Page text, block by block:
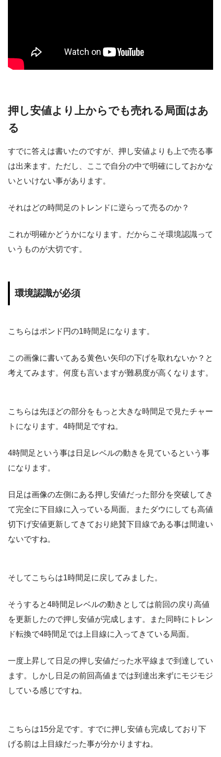
押し安値より上からでも売れる局面はあ
る
すでに答えは書いたのですが、押し安値よりも上で売る事
は出来ます。ただし、ここで自分の中で明確にしておかな
いといけない事があります。
それはどの時間足のトレンドに逆らって売るのか？
これが明確かどうかになります。だからこそ環境認識って
いうものが大切です。
環境認識が必須
こちらはポンド円の1時間足になります。
この画像に書いてある黄色い矢印の下げを取れないか？と
考えてみます。何度も言いますが難易度が高くなります。
こちらは先ほどの部分をもっと大きな時間足で見たチャー
トになります。4時間足ですね。
4時間足という事は日足レベルの動きを見ているという事
になります。
日足は画像の左側にある押し安値だった部分を突破してき
て完全に下目線に入っている局面。またダウにしても高値
切下げ安値更新してきており絶賛下目線である事は間違い
ないですね。
そしてこちらは1時間足に戻してみました。
そうすると4時間足レベルの動きとしては前回の戻り高値
を更新したので押し安値が完成します。また同時にトレン
ド転換で4時間足では上目線に入ってきている局面。
一度上昇して日足の押し安値だった水平線まで到達してい
ます。しかし日足の前回高値までは到達出来ずにモジモジ
している感じですね。
こちらは15分足です。すでに押し安値も完成しており下
げる前は上目線だった事が分かりますね。